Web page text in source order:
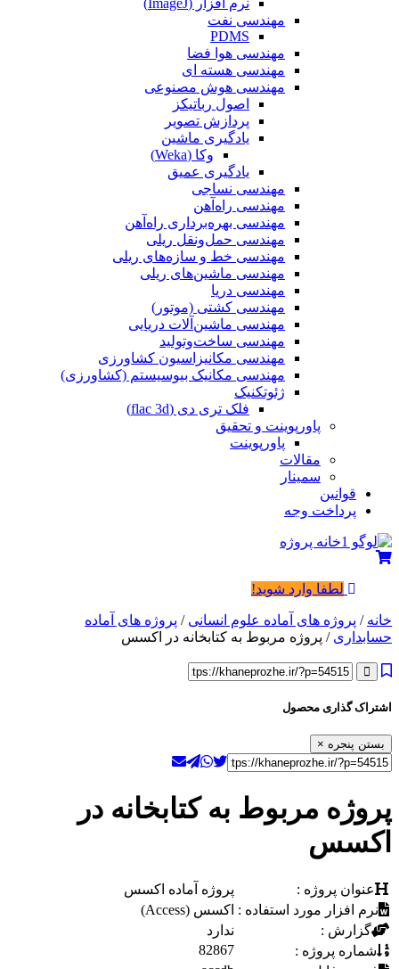
مهندسی نفت
PDMS
مهندسی هوا فضا
مهندسی هسته ای
مهندسی هوش مصنوعی
اصول رباتیکز
پردازش تصویر
یادگیری ماشین
وکا (Weka)
یادگیری عمیق
مهندسی نساجی
مهندسی راه‌آهن
مهندسی بهره‌برداری راه‌آهن
مهندسی حمل‌ونقل ریلی
مهندسی خط و سازه‌های ریلی
مهندسی ماشین‌های ریلی
مهندسی دریا
مهندسی کشتی (موتور)
مهندسی ماشین‌آلات دریایی
مهندسی ساخت‌وتولید
مهندسی مکانیزاسیون کشاورزی
مهندسی مکانیک بیوسیستم (کشاورزی)
ژئوتکنیک
فلک تری دی (flac 3d)
پاورپوینت و تحقیق
پاورپوینت
مقالات
سمینار
قوانین
پرداخت وجه
لطفا وارد شوید!
خانه / پروژه های آماده علوم انسانی / پروژه های آماده
حسابداری / پروژه مربوط به کتابخانه در اکسس
اشتراک گذاری محصول
بستن پنجره ×
پروژه مربوط به کتابخانه در
اکسس
عنوان پروژه :
پروژه آماده اکسس
نرم افزار مورد استفاده : اکسس (Access)
گزارش :
ندارد
شماره پروژه :
82867